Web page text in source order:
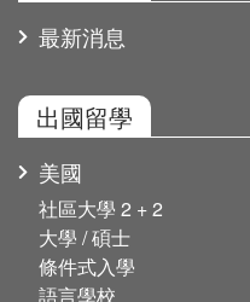
最新消息
出國留學
美國
社區大學 2 + 2
大學 / 碩士
條件式入學
語言學校